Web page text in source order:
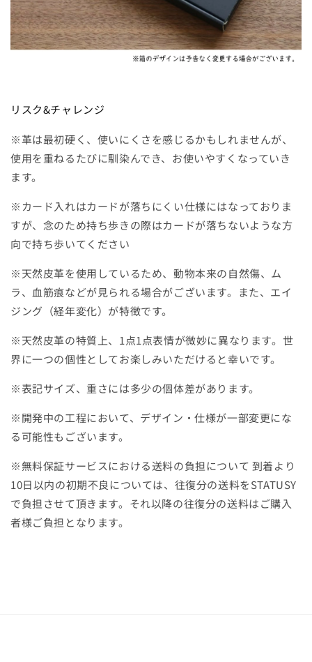
リスク&チャレンジ
※革は最初硬く、使いにくさを感じるかもしれませんが、
使用を重ねるたびに馴染んでき、お使いやすくなっていき
ます。
※カード入れはカードが落ちにくい仕様にはなっておりま
すが、念のため持ち歩きの際はカードが落ちないような方
向で持ち歩いてください
※天然皮革を使用しているため、動物本来の自然傷、ム
ラ、血筋痕などが見られる場合がございます。また、エイ
ジング（経年変化）が特徴です。
※天然皮革の特質上、1点1点表情が微妙に異なります。世
界に一つの個性としてお楽しみいただけると幸いです。
※表記サイズ、重さには多少の個体差があります。
※開発中の工程において、デザイン・仕様が一部変更にな
る可能性もございます。
※無料保証サービスにおける送料の負担について 到着より
10日以内の初期不良については、往復分の送料をSTATUSY
で負担させて頂きます。それ以降の往復分の送料はご購入
者様ご負担となります。